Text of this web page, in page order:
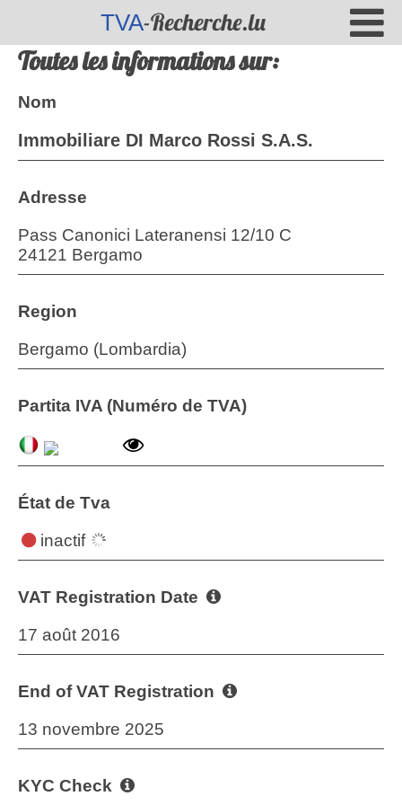
TVA-Recherche.lu
Toutes les informations sur:
Nom
Immobiliare DI Marco Rossi S.A.S.
Adresse
Pass Canonici Lateranensi 12/10 C
24121 Bergamo
Region
Bergamo (Lombardia)
Partita IVA (Numéro de TVA)
État de Tva
inactif
VAT Registration Date
17 août 2016
End of VAT Registration
13 novembre 2025
KYC Check